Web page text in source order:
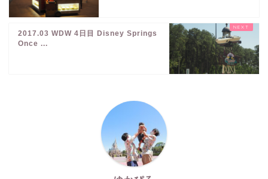
2017.03 WDW 4日目 Disney Springs
Once ...